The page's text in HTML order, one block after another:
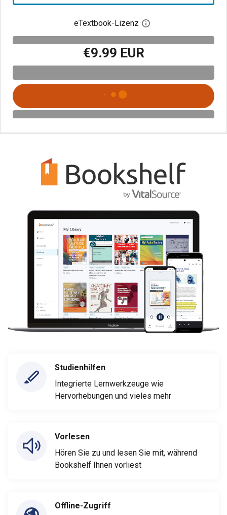
eTextbook-Lizenz Digitalen
€9.99 EUR
Studienhilfen
Integrierte Lernwerkzeuge wie
Hervorhebungen und vieles mehr
Vorlesen
Hören Sie zu und lesen Sie mit, während
Bookshelf Ihnen vorliest
Offline-Zugriff